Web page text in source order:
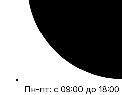
Пн-пт: с 09:00 до 18:00